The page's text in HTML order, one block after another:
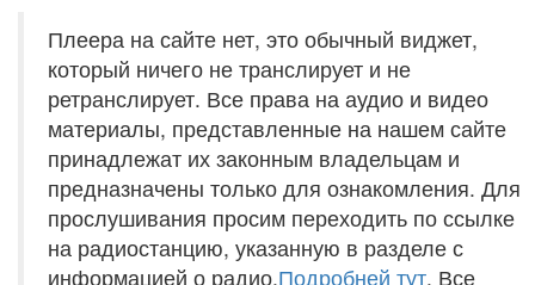
Плеера на сайте нет, это обычный виджет,
который ничего не транслирует и не
ретранслирует. Все права на аудио и видео
материалы, представленные на нашем сайте
принадлежат их законным владельцам и
предназначены только для ознакомления. Для
прослушивания просим переходить по ссылке
на радиостанцию, указанную в разделе с
информацией о радио.Подробней тут. Все